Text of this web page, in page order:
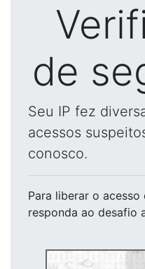
de
Seu IP fez
acessos
conosco.
Para liberar o acesso
responda ao desafio